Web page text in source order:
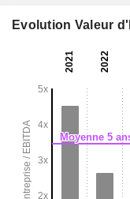
Evolution Valeur